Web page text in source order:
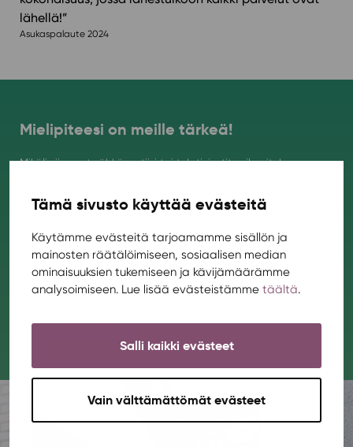
Tämä sivusto käyttää evästeitä
Käytämme evästeitä tarjoamamme sisällön ja
mainosten räätälöimiseen, sosiaalisen median
ominaisuuksien tukemiseen ja kävijämäärämme
analysoimiseen. Lue lisää evästeistämme täältä.
Salli kaikki evästeet
Vain välttämättömät evästeet
lähellä!”
Asukaspalaute 2024
Mielipiteesi on meille tärkeä!
Mikäli siis saat sähköpostiisi tai tekstiviestitse ilmoituksen
vastataksesi. Yhdessä luomme entistä viihtyisämpiä
asuinympäristöjä!
Nettisivuillamme voit antaa meille palautetta koska vain –
sinun ei tarvitse siis odottaa kyselyä sähköpostiisi, jos haluat
antaa palautetta toiminnastamme.
Anna palautetta